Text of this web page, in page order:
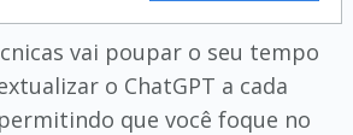
vai poupar o seu tempo
o ChatGPT a cada
que você foque no